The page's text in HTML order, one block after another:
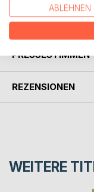
AUTOR/IN
PRESSESTIMMEN
REZENSIONEN
WEITERE
ABLEHNEN